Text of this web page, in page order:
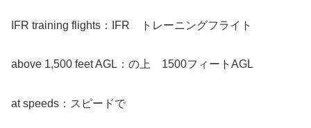
IFR training flights：IFR トレーニングフライト
above 1,500 feet AGL：の上 1500フィートAGL
at speeds：スピードで